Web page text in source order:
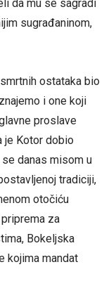
da mu se sagradi
sugrađaninom,
ostataka bio
i one koji
proslave
je Kotor dobio
danas misom u
tradiciji,
otočiću
za
Bokeljska
kojima mandat